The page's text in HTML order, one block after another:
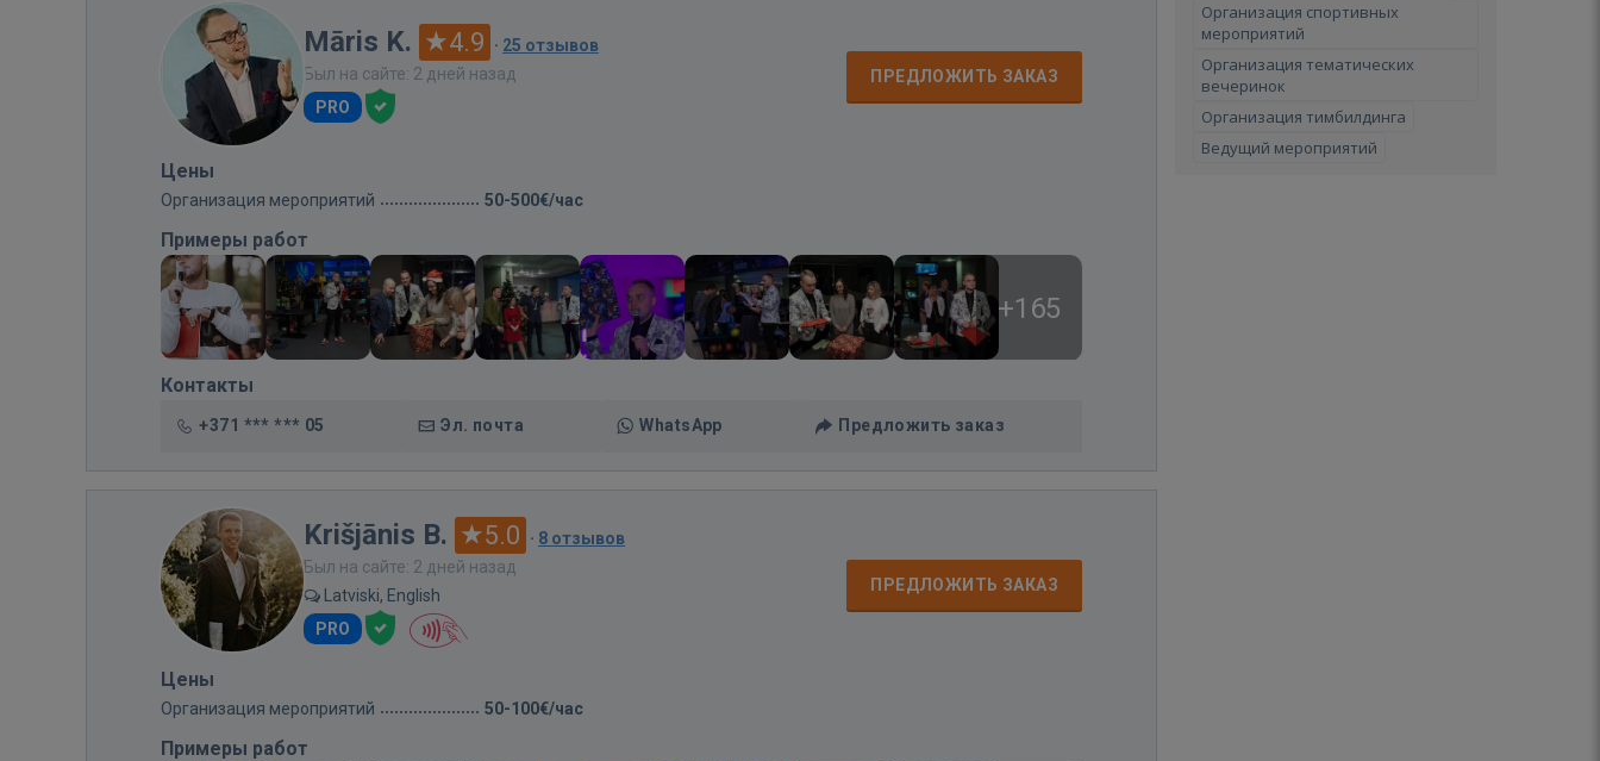
Māris K. 4.9 · 25 отзывов
Был на сайте: 2 дней назад
PRO
ПРЕДЛОЖИТЬ ЗАКАЗ
Цены
Организация мероприятий 50-500€/час
Примеры работ
+165
Контакты
+371 *** *** 05 Эл. почта WhatsApp Предложить заказ
Krišjānis B. 5.0 · 8 отзывов
Был на сайте: 2 дней назад
Latviski, English
PRO
ПРЕДЛОЖИТЬ ЗАКАЗ
Цены
Организация мероприятий 50-100€/час
Примеры работ
Организация спортивных
мероприятий
Организация тематических
вечеринок
Организация тимбилдинга
Ведущий мероприятий